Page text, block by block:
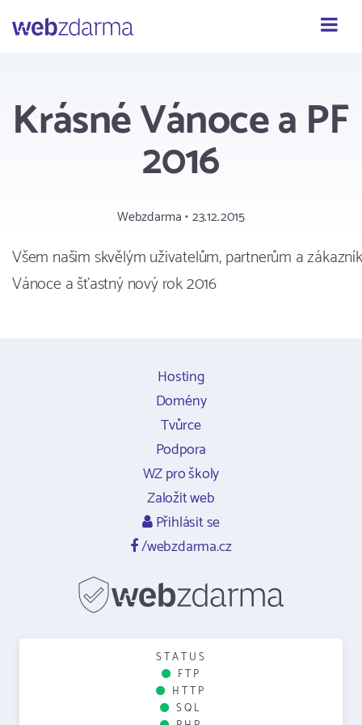
Krásné Vánoce a PF
2016
Webzdarma • 23.12.2015
Všem našim skvělým uživatelům, partnerům a
Vánoce a šťastný nový rok 2016
Hosting
Domény
Tvůrce
Podpora
WZ pro školy
Založit web
Přihlásit se
/webzdarma.cz
STATUS
FTP
HTTP
SQL